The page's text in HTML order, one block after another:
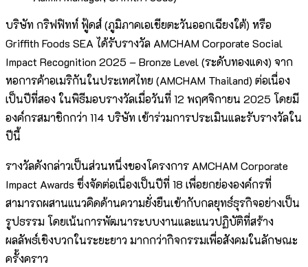
บริษัท กริฟฟิทท์ ฟู้ดส์ (ภูมิภาคเอเชียตะวันออกเฉียงใต้) หรือ
Griffith Foods SEA ได้รับรางวัล AMCHAM Corporate Social
Impact Recognition 2025 – Bronze Level (ระดับทองแดง) จาก
หอการค้าอเมริกันในประเทศไทย (AMCHAM Thailand) ต่อเนื่อง
เป็นปีที่สอง ในพิธีมอบรางวัลเมื่อวันที่ 12 พฤศจิกายน 2025 โดยมี
องค์กรสมาชิกกว่า 114 บริษัท เข้าร่วมการประเมินและรับรางวัลใน
ปีนี้
รางวัลดังกล่าวเป็นส่วนหนึ่งของโครงการ AMCHAM Corporate
Impact Awards ซึ่งจัดต่อเนื่องเป็นปีที่ 18 เพื่อยกย่ององค์กรที่
สามารถผสานแนวคิดด้านความยั่งยืนเข้ากับกลยุทธ์ธุรกิจอย่างเป็น
รูปธรรม โดยเน้นการพัฒนาระบบงานและแนวปฏิบัติที่สร้าง
ผลลัพธ์เชิงบวกในระยะยาว มากกว่ากิจกรรมเพื่อสังคมในลักษณะ
ครั้งคราว